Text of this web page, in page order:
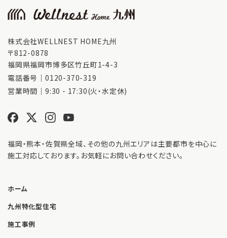
株式会社WELLNEST HOME九州
〒812-0878
福岡県福岡市博多区竹丘町1-4-3
電話番号｜ 0120-370-319
営業時間｜9:30 - 17:30(火・水定休)
福岡・熊本・佐賀県全域、その他の九州エリアは主要都市を中心に
施工対応しております。お気軽にお問い合わせください。
ホーム
九州特化型住宅
施工事例